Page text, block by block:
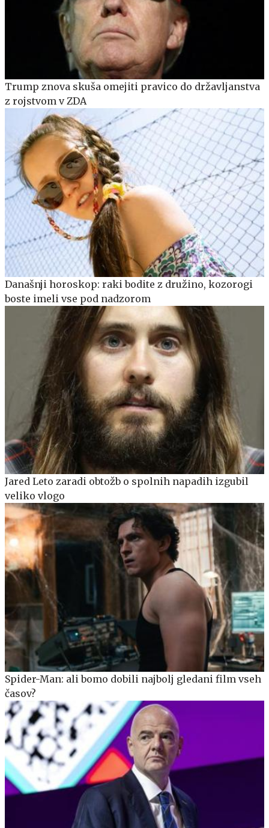
Trump znova skuša omejiti pravico do državljanstva
z rojstvom v ZDA
Današnji horoskop: raki bodite z družino, kozorogi
boste imeli vse pod nadzorom
Jared Leto zaradi obtožb o spolnih napadih izgubil
veliko vlogo
Spider-Man: ali bomo dobili najbolj gledani film vseh
časov?